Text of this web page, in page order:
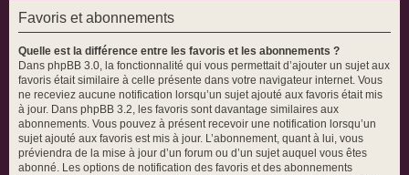
Favoris et abonnements
Quelle est la différence entre les favoris et les abonnements ?
Dans phpBB 3.0, la fonctionnalité qui vous permettait d’ajouter un sujet aux
favoris était similaire à celle présente dans votre navigateur internet. Vous
ne receviez aucune notification lorsqu’un sujet ajouté aux favoris était mis
à jour. Dans phpBB 3.2, les favoris sont davantage similaires aux
abonnements. Vous pouvez à présent recevoir une notification lorsqu’un
sujet ajouté aux favoris est mis à jour. L’abonnement, quant à lui, vous
préviendra de la mise à jour d’un forum ou d’un sujet auquel vous êtes
abonné. Les options de notification des favoris et des abonnements